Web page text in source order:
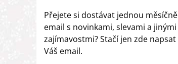
Přejete si dostávat jednou měsíčně
email s novinkami, slevami a jinými
zajímavostmi? Stačí jen zde napsat
Váš email.